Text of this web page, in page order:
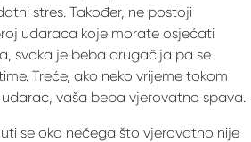
stres. Također, ne postoji
udaraca koje morate osjećati
svaka je beba drugačija pa se
Treće, ako neko vrijeme tokom
vaša beba vjerovatno spava.
se oko nečega što vjerovatno nije